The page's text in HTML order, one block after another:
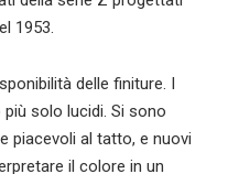
1953.
delle finiture. I
solo lucidi. Si sono
piacevoli al tatto, e nuovi
il colore in un